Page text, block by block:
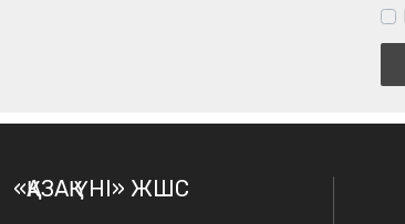
«ҚАЗАҚ ҮНІ» ЖШС